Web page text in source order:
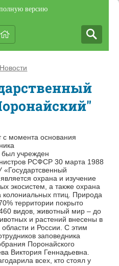
версию
Новости
с момента основания
учрежден
РСФСР 30 марта 1988
«Государтсвенный
охрана и изучение
экосистем, а также охрана
колониальных птиц. Природа
территории покрыто
видов, животный мир – до
и растений внесены в
и России. С этим
заповедника
Поронайского
Виктория Геннадьевна.
всех, кто стоял у